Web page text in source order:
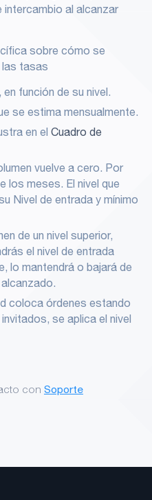
intercambio al alcanzar
sobre cómo se
las tasas
, en función de su nivel.
se estima mensualmente.
en el Cuadro de
vuelve a cero. Por
los meses. El nivel que
Nivel de entrada y mínimo
de un nivel superior,
el nivel de entrada
lo mantendrá o bajará de
coloca órdenes estando
se aplica el nivel
es 2M USDT y ha
con Soporte